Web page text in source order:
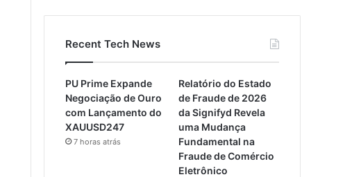
Recent Tech News
PU Prime Expande
Negociação de Ouro
com Lançamento do
XAUUSD247
7 horas atrás
Relatório do Estado
de Fraude de 2026
da Signifyd Revela
uma Mudança
Fundamental na
Fraude de Comércio
Eletrônico